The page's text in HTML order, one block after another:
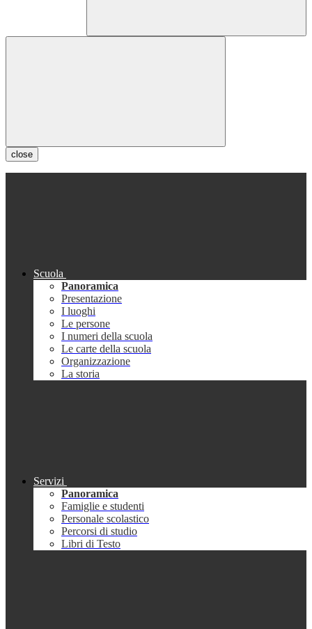
close
Scuola
Panoramica
Presentazione
I luoghi
Le persone
I numeri della scuola
Le carte della scuola
Organizzazione
La storia
Servizi
Panoramica
Famiglie e studenti
Personale scolastico
Percorsi di studio
Libri di Testo